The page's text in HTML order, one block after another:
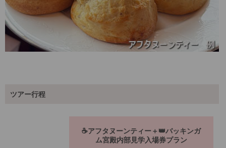
ツアー行程
☕アフタヌーンティー＋👑バッキンガ
ム宮殿内部見学入場券プラン